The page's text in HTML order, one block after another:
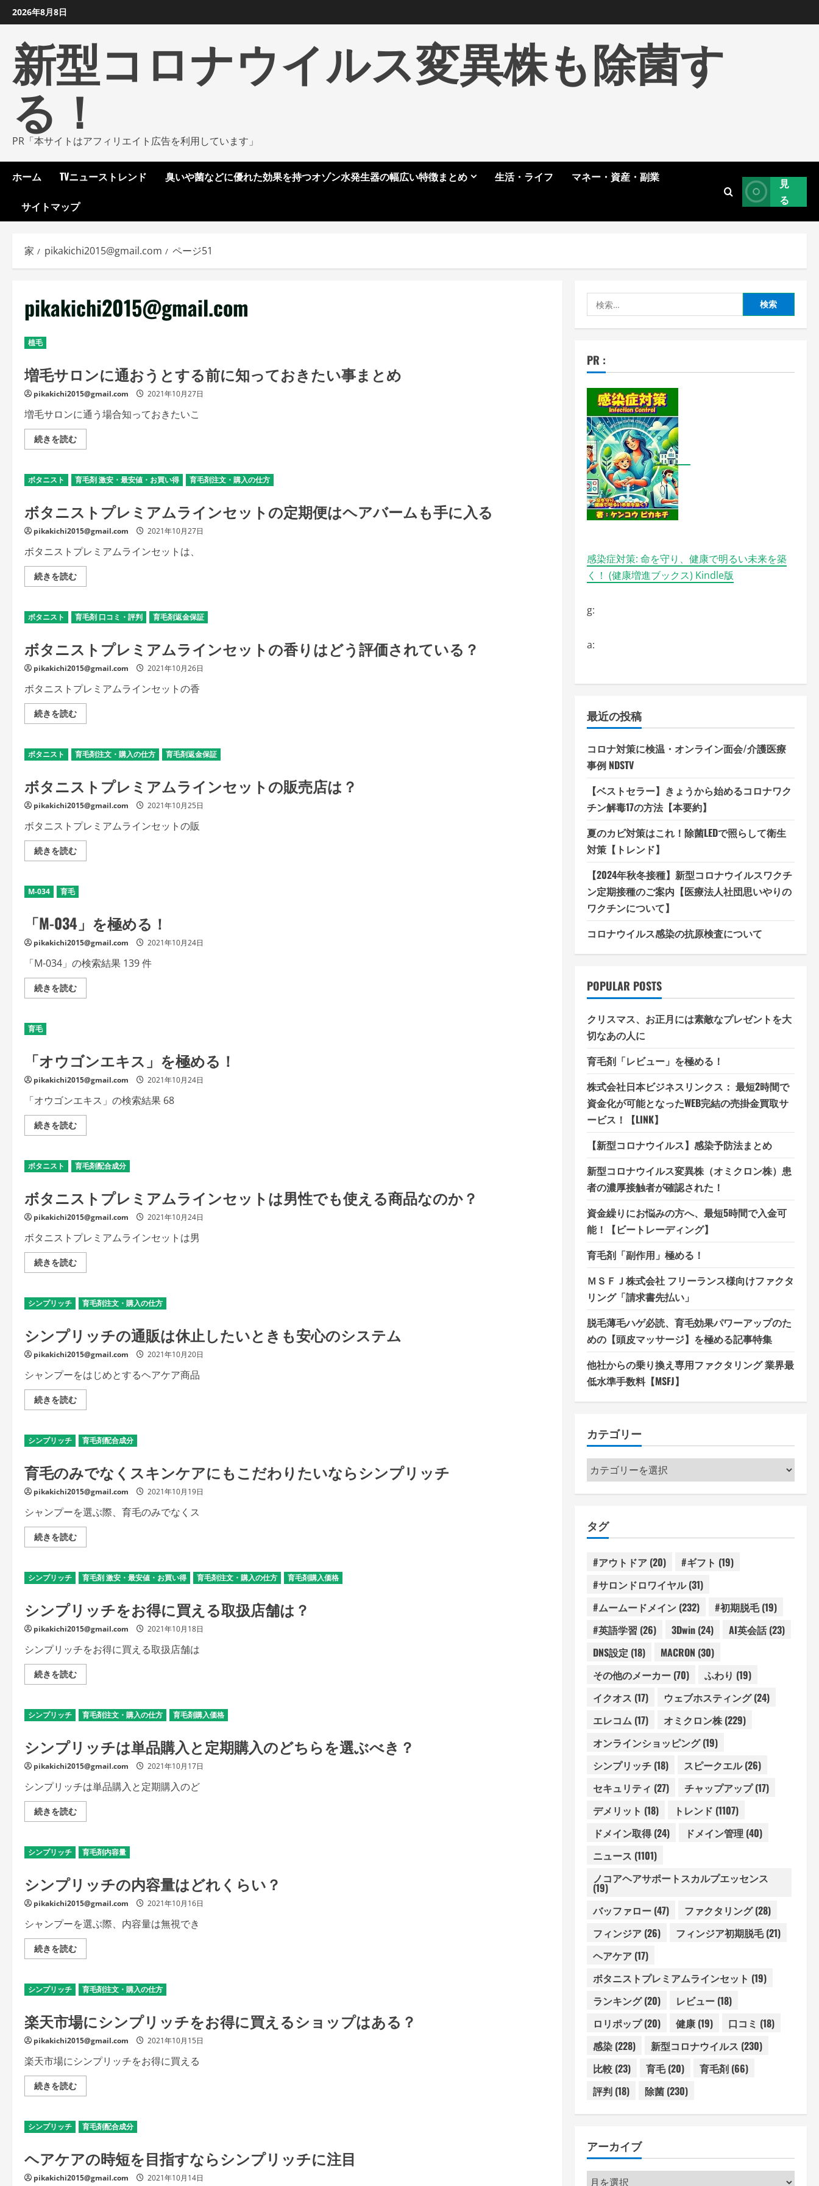
ン
2026年8月8日
新型コロナウイルス変異株も除菌す
る！
PR「本サイトはアフィリエイト広告を利用しています」
ホーム TVニューストレンド 臭いや菌などに優れた効果を持つオゾン水発生器の幅広い特徴まとめ 生活・ライフ マネー・資産・副業
サイトマップ
見
る
家 pikakichi2015@gmail.com ページ51
pikakichi2015@gmail.com
植毛
増毛サロンに通おうとする前に知っておきたい事まとめ
pikakichi2015@gmail.com 2021年10月27日
増毛サロンに通う場合知っておきたいこ
続きを読む増
毛
ン
に
通
う
と
る
に
知
っ
て
お
い
事
ま
め
の
細
ご
覧
く
だ
ボタニスト 育毛剤 激安・最安値・お買い得 育毛剤注文・購入の仕方
ボタニストプレミアムラインセットの定期便はヘアバームも手に入る
pikakichi2015@gmail.com 2021年10月27日
ボタニストプレミアムラインセットは、
続きを読むボ
タ
ト
プ
レ
ア
ム
イ
セ
ッ
ト
の
定
は
ヘ
ア
ー
ム
手
入
る
の
詳
覧
だ
ボタニスト 育毛剤 口コミ・評判 育毛剤返金保証
ボタニストプレミアムラインセットの香りはどう評価されている？
pikakichi2015@gmail.com 2021年10月26日
ボタニストプレミアムラインセットの香
続きを読むボ
タ
ト
プ
レ
ア
ム
イ
セ
ッ
ト
の
香
ど
評
れ
て
い
の
詳
細
を
ボタニスト 育毛剤注文・購入の仕方 育毛剤返金保証
ボタニストプレミアムラインセットの販売店は？
pikakichi2015@gmail.com 2021年10月25日
ボタニストプレミアムラインセットの販
続きを読むボ
タ
ト
レ
ム
ラ
イ
セ
ッ
ト
の
販
を
ご
覧
く
さ
い
M-034 育毛
「M-034」を極める！
pikakichi2015@gmail.com 2021年10月24日
「M-034」の検索結果 139 件
続きを読む「M-
034」
細
を
覧
だ
さ
い
育毛
「オウゴンエキス」を極める！
pikakichi2015@gmail.com 2021年10月24日
「オウゴンエキス」の検索結果 68
続きを読む「オ
ウ
エ
キ
ス」
極
め
る！
の
細
を
ご
覧
く
い
ボタニスト 育毛剤配合成分
ボタニストプレミアムラインセットは男性でも使える商品なのか？
pikakichi2015@gmail.com 2021年10月24日
ボタニストプレミアムラインセットは男
続きを読むボ
タ
ト
プ
レ
ア
ム
ラ
イ
セ
ッ
ト
は
男
も
使
え
商
品
な
の
の
詳
細
を
だ
さ
い
シンプリッチ 育毛剤注文・購入の仕方
シンプリッチの通販は休止したいときも安心のシステム
pikakichi2015@gmail.com 2021年10月20日
シャンプーをはじめとするヘアケア商品
続きを読むシ
ン
ッ
チ
の
販
は
休
止
た
い
と
き
も
の
シ
ス
ム
の
詳
細
ご
覧
く
だ
シンプリッチ 育毛剤配合成分
育毛のみでなくスキンケアにもこだわりたいならシンプリッチ
pikakichi2015@gmail.com 2021年10月19日
シャンプーを選ぶ際、育毛のみでなくス
続きを読む育
毛
で
な
く
キ
ン
ケ
ア
も
こ
だ
わ
り
な
ら
シ
プ
リ
ッ
チ
詳
細
を
ご
さ
い
シンプリッチ 育毛剤 激安・最安値・お買い得 育毛剤注文・購入の仕方 育毛剤購入価格
シンプリッチをお得に買える取扱店舗は？
pikakichi2015@gmail.com 2021年10月18日
シンプリッチをお得に買える取扱店舗は
続きを読むシ
ン
ッ
チ
を
得
に
買
え
取
扱
店
舗
は？
細
を
ご
く
だ
さ
い
シンプリッチ 育毛剤注文・購入の仕方 育毛剤購入価格
シンプリッチは単品購入と定期購入のどちらを選ぶべき？
pikakichi2015@gmail.com 2021年10月17日
シンプリッチは単品購入と定期購入のど
続きを読むシ
ン
ッ
チ
は
品
購
入
と
期
購
入
の
ど
を
選
ぶ
き？
の
詳
細
ご
覧
く
だ
シンプリッチ 育毛剤内容量
シンプリッチの内容量はどれくらい？
pikakichi2015@gmail.com 2021年10月16日
シャンプーを選ぶ際、内容量は無視でき
続きを読むシ
ン
ッ
チ
の
容
量
は
ど
く
ら
い？
の
詳
ご
覧
く
さ
い
シンプリッチ 育毛剤注文・購入の仕方
楽天市場にシンプリッチをお得に買えるショップはある？
pikakichi2015@gmail.com 2021年10月15日
楽天市場にシンプリッチをお得に買える
続きを読む楽
天
に
シ
ン
リ
ッ
を
シンプリッチ 育毛剤配合成分
ヘアケアの時短を目指すならシンプリッチに注目
pikakichi2015@gmail.com 2021年10月14日
索:
PR :
感染症対策: 命を守り、健康で明るい未来を築
く！ (健康増進ブックス) Kindle版
g:
a:
最近の投稿
コロナ対策に検温・オンライン面会/介護医療
事例 NDSTV
【ベストセラー】きょうから始めるコロナワク
チン解毒17の方法【本要約】
夏のカビ対策はこれ！除菌LEDで照らして衛生
対策【トレンド】
【2024年秋冬接種】新型コロナウイルスワクチ
ン定期接種のご案内【医療法人社団思いやりの
ワクチンについて】
コロナウイルス感染の抗原検査について
POPULAR POSTS
クリスマス、お正月には素敵なプレゼントを大
切なあの人に
育毛剤「レビュー」を極める！
株式会社日本ビジネスリンクス： 最短2時間で
資金化が可能となったWEB完結の売掛金買取サ
ービス！【LINK】
【新型コロナウイルス】感染予防法まとめ
新型コロナウイルス変異株（オミクロン株）患
者の濃厚接触者が確認された！
資金繰りにお悩みの方へ、最短5時間で入金可
能！【ビートレーディング】
育毛剤「副作用」極める！
ＭＳＦＪ株式会社 フリーランス様向けファクタ
リング「請求書先払い」
脱毛薄毛ハゲ必読、育毛効果パワーアップのた
めの【頭皮マッサージ】を極める記事特集
他社からの乗り換え専用ファクタリング 業界最
低水準手数料【MSFJ】
カテゴリー
カ
テ
ー
タグ
#アウトドア(20) #ギフト (19)
#サロンドロワイヤル(31)
#ムームードメイン(232) #初期脱毛(19)
#英語学習 (26) 3Dwin(24) AI英会話(23)
DNS設定 (18) MACRON (30)
その他のメーカー(70) ふわり (19)
イクオス (17) ウェブホスティング(24)
エレコム(17) オミクロン株(229)
オンラインショッピング(19)
シンプリッチ(18) スピークエル(26)
セキュリティ (27) チャップアップ(17)
デメリット (18) トレンド (1107)
ドメイン取得(24) ドメイン管理 (40)
ニュース (1101)
ノコアヘアサポートスカルプエッセンス
(19)
バッファロー(47) ファクタリング(28)
フィンジア(26) フィンジア初期脱毛(21)
ヘアケア(17)
ボタニストプレミアムラインセット (19)
ランキング(20) レビュー(18)
ロリポップ(20) 健康(19) 口コミ (18)
感染(228) 新型コロナウイルス (230)
比較(23) 育毛(20) 育毛剤(66)
評判(18) 除菌(230)
アーカイブ
ア